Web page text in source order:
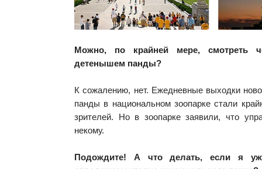
Можно, по крайней мере, смотреть
детенышем панды?
К сожалению, нет. Ежедневные выходки
панды в национальном зоопарке стали
зрителей. Но в зоопарке заявили, что
некому.
Подождите! А что делать, если я